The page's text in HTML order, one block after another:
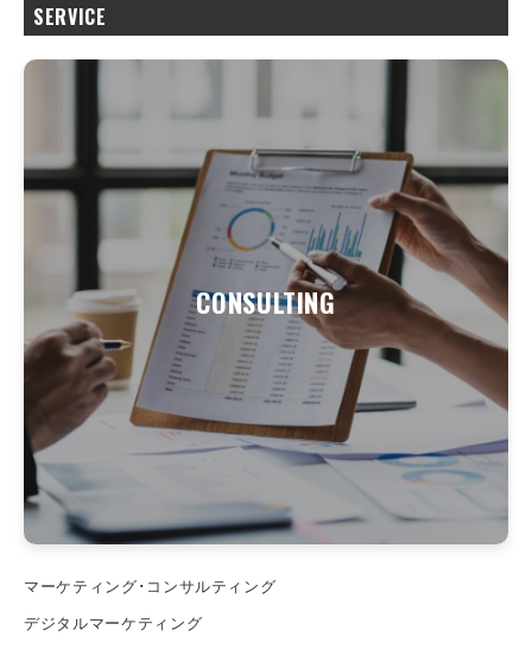
SERVICE
CONSULTING
マーケティング･コンサルティング
デジタルマーケティング